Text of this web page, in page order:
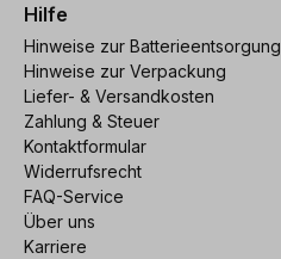
Hilfe
Hinweise zur Batterieentsorgung
Hinweise zur Verpackung
Liefer- & Versandkosten
Zahlung & Steuer
Kontaktformular
Widerrufsrecht
FAQ-Service
Über uns
Karriere